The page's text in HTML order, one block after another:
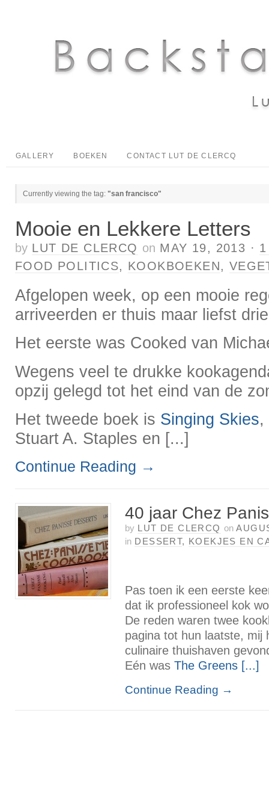
GALLERY BOEKEN CONTACT LUT DE CLERCQ
Currently viewing the tag: "san francisco"
Mooie en Lekkere Letters
by LUT DE CLERCQ on MAY 19, 2013 ·
FOOD POLITICS, KOOKBOEKEN,
Afgelopen week, op een mooie
arriveerden er thuis maar liefst
Het eerste was Cooked van
Wegens veel te drukke
opzij gelegd tot het eind van de
Het tweede boek is Singing Skies,
Stuart A. Staples en [...]
Continue Reading →
40 jaar Chez
by LUT DE CLERCQ on
in DESSERT, KOEKJES EN
Pas toen ik een eerste
dat ik professioneel kok
De reden waren twee
pagina tot hun laatste, mij
culinaire thuishaven
Eén was The Greens [...]
Continue Reading →